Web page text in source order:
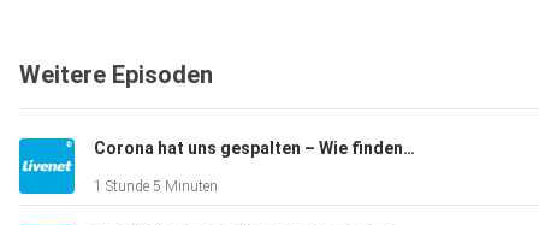
Buch «Führungweise»:
Weitere Episoden
Corona hat uns gespalten – Wie finden wir wieder zusammen? | Peter Schneeberger und Samuel Kullmann
1 Stunde 5 Minuten